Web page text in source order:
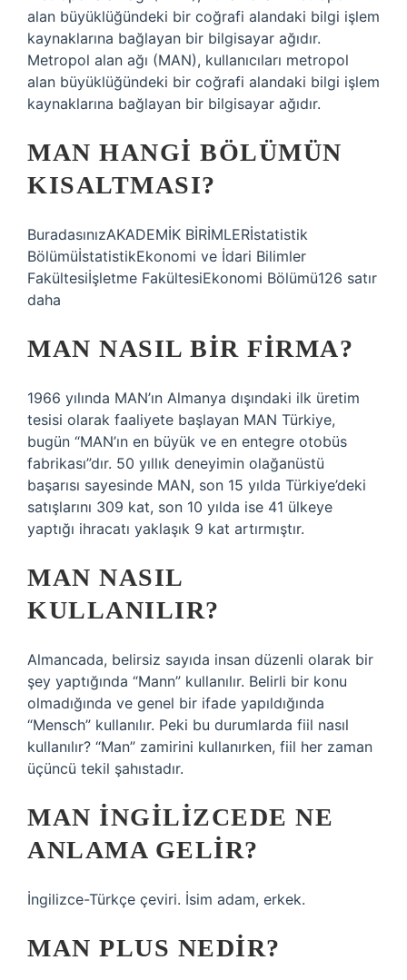
alan büyüklüğündeki bir coğrafi alandaki bilgi işlem
kaynaklarına bağlayan bir bilgisayar ağıdır.
Metropol alan ağı (MAN), kullanıcıları metropol
alan büyüklüğündeki bir coğrafi alandaki bilgi işlem
kaynaklarına bağlayan bir bilgisayar ağıdır.
MAN HANGI BÖLÜMÜN
KISALTMASI?
BuradasınızAKADEMİK BİRİMLERİstatistik
BölümüİstatistikEkonomi ve İdari Bilimler
Fakültesiİşletme FakültesiEkonomi Bölümü126 satır
daha
MAN NASIL BIR FIRMA?
1966 yılında MAN’ın Almanya dışındaki ilk üretim
tesisi olarak faaliyete başlayan MAN Türkiye,
bugün “MAN’ın en büyük ve en entegre otobüs
fabrikası”dır. 50 yıllık deneyimin olağanüstü
başarısı sayesinde MAN, son 15 yılda Türkiye’deki
satışlarını 309 kat, son 10 yılda ise 41 ülkeye
yaptığı ihracatı yaklaşık 9 kat artırmıştır.
MAN NASIL
KULLANILIR?
Almancada, belirsiz sayıda insan düzenli olarak bir
şey yaptığında “Mann” kullanılır. Belirli bir konu
olmadığında ve genel bir ifade yapıldığında
“Mensch” kullanılır. Peki bu durumlarda fiil nasıl
kullanılır? “Man” zamirini kullanırken, fiil her zaman
üçüncü tekil şahıstadır.
MAN INGILIZCEDE NE
ANLAMA GELIR?
İngilizce-Türkçe çeviri. İsim adam, erkek.
MAN PLUS NEDIR?